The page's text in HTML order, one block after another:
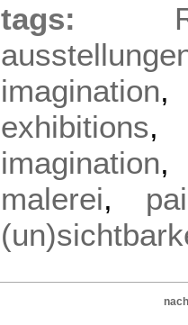
tags:
imagination
exhibitions
imagination
malerei,